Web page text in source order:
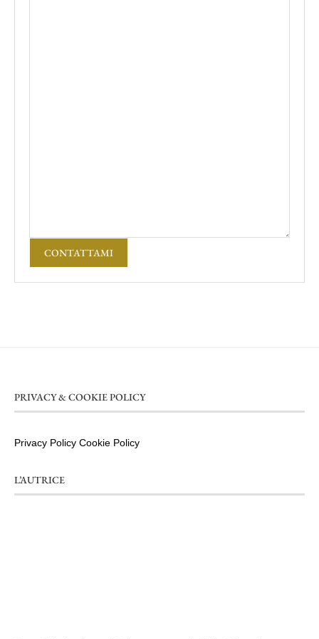
CONTATTAMI
PRIVACY & COOKIE POLICY
Privacy Policy Cookie Policy
L’AUTRICE